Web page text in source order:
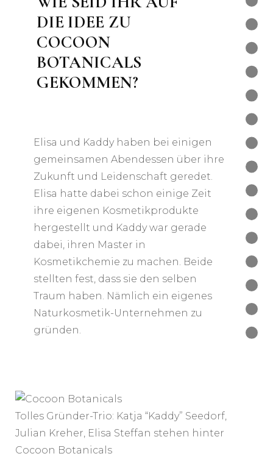
DIE IDEE ZU
COCOON
BOTANICALS
GEKOMMEN?
Elisa und Kaddy haben bei einigen
gemeinsamen Abendessen über ihre
Zukunft und Leidenschaft geredet.
Elisa hatte dabei schon einige Zeit
ihre eigenen Kosmetikprodukte
hergestellt und Kaddy war gerade
dabei, ihren Master in
Kosmetikchemie zu machen. Beide
stellten fest, dass sie den selben
Traum haben. Nämlich ein eigenes
Naturkosmetik-Unternehmen zu
gründen.
Tolles Gründer-Trio: Katja “Kaddy” Seedorf,
Julian Kreher, Elisa Steffan stehen hinter
Cocoon Botanicals